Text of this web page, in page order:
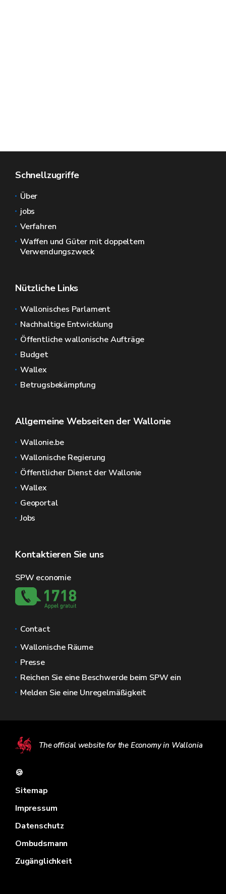
Schnellzugriffe
Über
jobs
Verfahren
Waffen und Güter mit doppeltem
Verwendungszweck
Nützliche Links
Wallonisches Parlament
Nachhaltige Entwicklung
Öffentliche wallonische Aufträge
Budget
Wallex
Betrugsbekämpfung
Allgemeine Webseiten der Wallonie
Wallonie.be
Wallonische Regierung
Öffentlicher Dienst der Wallonie
Wallex
Geoportal
Jobs
Kontaktieren Sie uns
SPW economie
Contact
Wallonische Räume
Presse
Reichen Sie eine Beschwerde beim SPW ein
Melden Sie eine Unregelmäßigkeit
The official website for the Economy in Wallonia
🍪
Sitemap
Impressum
Datenschutz
Ombudsmann
Zugänglichkeit